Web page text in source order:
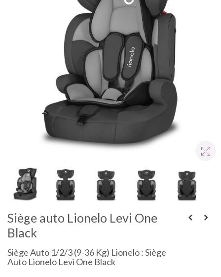
Siège auto Lionelo Levi One
Black
Siège Auto 1/2/3 (9-36 Kg) Lionelo : Siège
Auto Lionelo Levi One Black